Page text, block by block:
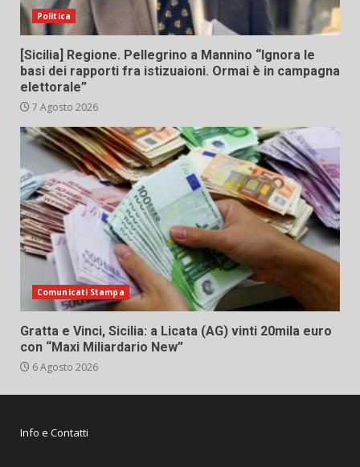
Politica
[Sicilia] Regione. Pellegrino a Mannino “Ignora le
basi dei rapporti fra istizuaioni. Ormai è in campagna
elettorale”
7 Agosto 2026
Comunicati Stampa
Gratta e Vinci, Sicilia: a Licata (AG) vinti 20mila euro
con “Maxi Miliardario New”
6 Agosto 2026
Info e Contatti